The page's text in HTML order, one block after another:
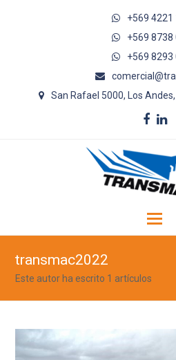
+569 4221
+569 8738
+569 8293
San Rafael 5000, Los
transmac2022
Este autor ha escrito 1 artículos